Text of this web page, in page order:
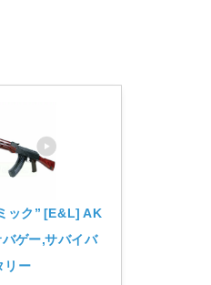
ック” [E&L] AK
ゲー,サバイバ
リー